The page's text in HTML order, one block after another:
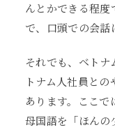
んとかできる程
で、口頭での会話
それでも、ベト
トナム人社員と
あります。ここ
母国語を「ほんの